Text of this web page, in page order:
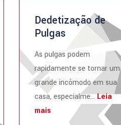
Dedetização de
Pulgas
As pulgas podem
rapidamente se tornar um
grande incômodo em sua
casa, especialme...Leia
mais